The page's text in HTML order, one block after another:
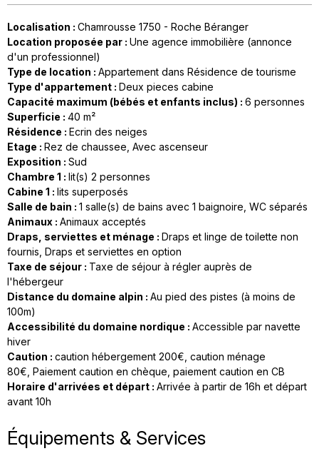
Localisation : Chamrousse 1750 - Roche Béranger
Location proposée par : Une agence immobilière (annonce
d'un professionnel)
Type de location : Appartement dans Résidence de tourisme
Type d'appartement : Deux pieces cabine
Capacité maximum (bébés et enfants inclus) : 6 personnes
Superficie : 40 m²
Résidence : Ecrin des neiges
Etage : Rez de chaussee Avec ascenseur
Exposition : Sud
Chambre 1 : lit(s) 2 personnes
Cabine 1 : lits superposés
Salle de bain : 1 salle(s) de bains avec 1 baignoire WC séparés
Animaux : Animaux acceptés
Draps, serviettes et ménage : Draps et linge de toilette non
fournis Draps et serviettes en option
Taxe de séjour : Taxe de séjour à régler auprès de
l'hébergeur
Distance du domaine alpin : Au pied des pistes (à moins de
100m)
Accessibilité du domaine nordique : Accessible par navette
hiver
Caution : caution hébergement 200€ caution ménage
80€ Paiement caution en chèque paiement caution en CB
Horaire d'arrivées et départ : Arrivée à partir de 16h et départ
avant 10h
Équipements & Services